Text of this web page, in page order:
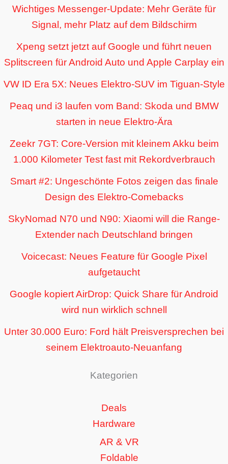
Wichtiges Messenger-Update: Mehr Geräte für
Signal, mehr Platz auf dem Bildschirm
Xpeng setzt jetzt auf Google und führt neuen
Splitscreen für Android Auto und Apple Carplay ein
VW ID Era 5X: Neues Elektro-SUV im Tiguan-Style
Peaq und i3 laufen vom Band: Skoda und BMW
starten in neue Elektro-Ära
Zeekr 7GT: Core-Version mit kleinem Akku beim
1.000 Kilometer Test fast mit Rekordverbrauch
Smart #2: Ungeschönte Fotos zeigen das finale
Design des Elektro-Comebacks
SkyNomad N70 und N90: Xiaomi will die Range-
Extender nach Deutschland bringen
Voicecast: Neues Feature für Google Pixel
aufgetaucht
Google kopiert AirDrop: Quick Share für Android
wird nun wirklich schnell
Unter 30.000 Euro: Ford hält Preisversprechen bei
seinem Elektroauto-Neuanfang
Kategorien
Deals
Hardware
AR & VR
Foldable